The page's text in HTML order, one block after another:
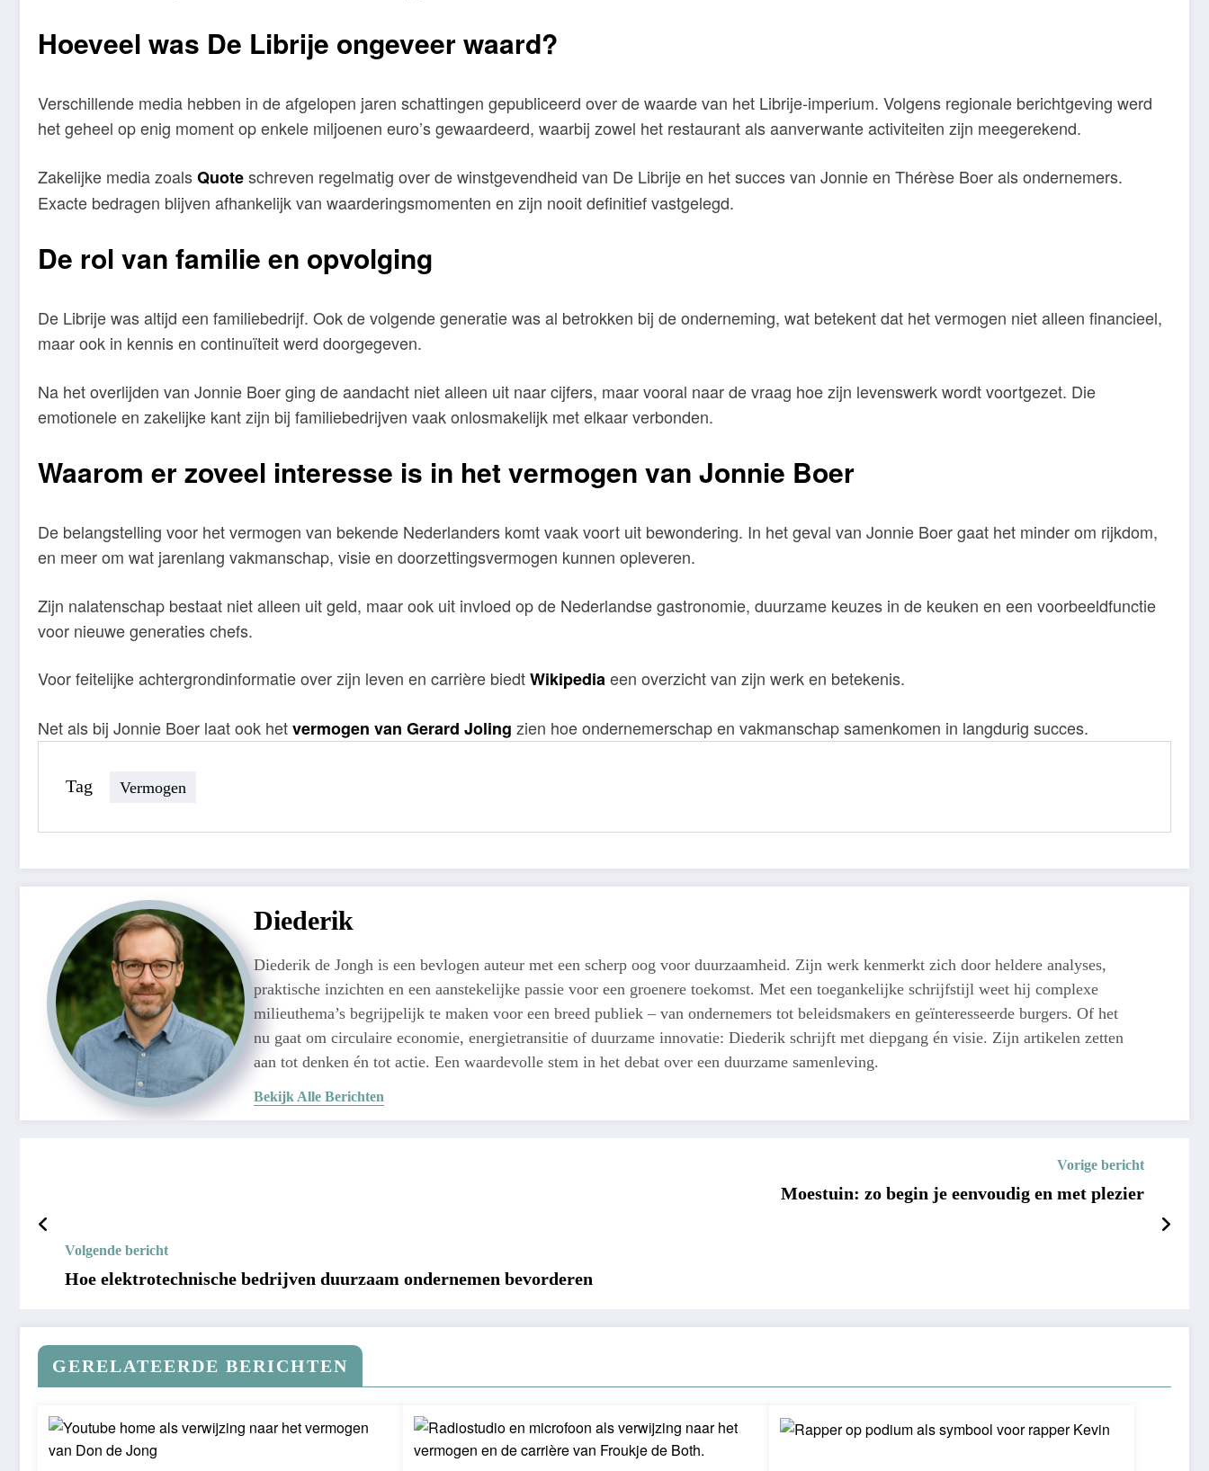
Hoeveel was De Librije ongeveer waard?
Verschillende media hebben in de afgelopen jaren schattingen gepubliceerd over de waarde van het Librije-imperium. Volgens regionale berichtgeving werd
het geheel op enig moment op enkele miljoenen euro’s gewaardeerd, waarbij zowel het restaurant als aanverwante activiteiten zijn meegerekend.
Zakelijke media zoalsQuoteschreven regelmatig over de winstgevendheid van De Librije en het succes van Jonnie en Thérèse Boer als ondernemers.
Exacte bedragen blijven afhankelijk van waarderingsmomenten en zijn nooit definitief vastgelegd.
De rol van familie en opvolging
De Librije was altijd een familiebedrijf. Ook de volgende generatie was al betrokken bij de onderneming, wat betekent dat het vermogen niet alleen financieel,
maar ook in kennis en continuïteit werd doorgegeven.
Na het overlijden van Jonnie Boer ging de aandacht niet alleen uit naar cijfers, maar vooral naar de vraag hoe zijn levenswerk wordt voortgezet. Die
emotionele en zakelijke kant zijn bij familiebedrijven vaak onlosmakelijk met elkaar verbonden.
Waarom er zoveel interesse is in het vermogen van Jonnie Boer
De belangstelling voor het vermogen van bekende Nederlanders komt vaak voort uit bewondering. In het geval van Jonnie Boer gaat het minder om rijkdom,
en meer om wat jarenlang vakmanschap, visie en doorzettingsvermogen kunnen opleveren.
Zijn nalatenschap bestaat niet alleen uit geld, maar ook uit invloed op de Nederlandse gastronomie, duurzame keuzes in de keuken en een voorbeeldfunctie
voor nieuwe generaties chefs.
Voor feitelijke achtergrondinformatie over zijn leven en carrière biedtWikipediaeen overzicht van zijn werk en betekenis.
Net als bij Jonnie Boer laat ook hetvermogen van Gerard Joling zien hoe ondernemerschap en vakmanschap samenkomen in langdurig succes.
Tag Vermogen
Diederik
Diederik de Jongh is een bevlogen auteur met een scherp oog voor duurzaamheid. Zijn werk kenmerkt zich door heldere analyses,
praktische inzichten en een aanstekelijke passie voor een groenere toekomst. Met een toegankelijke schrijfstijl weet hij complexe
milieuthema’s begrijpelijk te maken voor een breed publiek – van ondernemers tot beleidsmakers en geïnteresseerde burgers. Of het
nu gaat om circulaire economie, energietransitie of duurzame innovatie: Diederik schrijft met diepgang én visie. Zijn artikelen zetten
aan tot denken én tot actie. Een waardevolle stem in het debat over een duurzame samenleving.
Bekijk Alle Berichten
Vorige bericht
Moestuin: zo begin je eenvoudig en met plezier
Volgende bericht
Hoe elektrotechnische bedrijven duurzaam ondernemen bevorderen
GERELATEERDE BERICHTEN